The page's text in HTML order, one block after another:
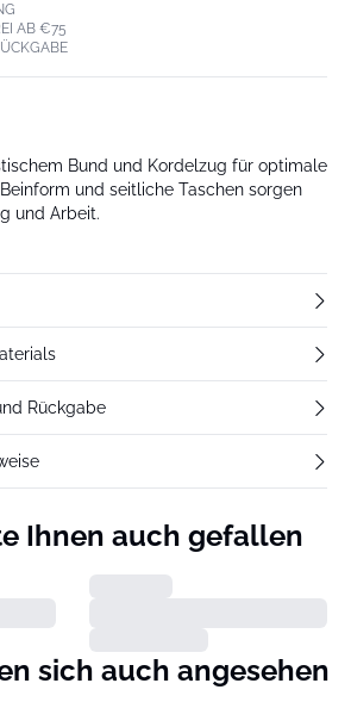
AB €75
Bund und Kordelzug für optimale
und seitliche Taschen sorgen
und Arbeit.
Rückgabe
Ihnen auch gefallen
sich auch angesehen